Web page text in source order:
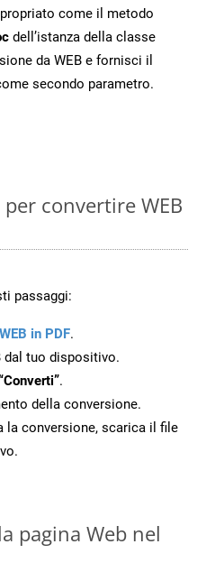
come il metodo
dell’istanza della classe
da WEB e fornisci il
secondo parametro.
convertire WEB
passaggi:
WEB in PDF.
dal tuo dispositivo.
.
della conversione.
la conversione, scarica il file
pagina Web nel